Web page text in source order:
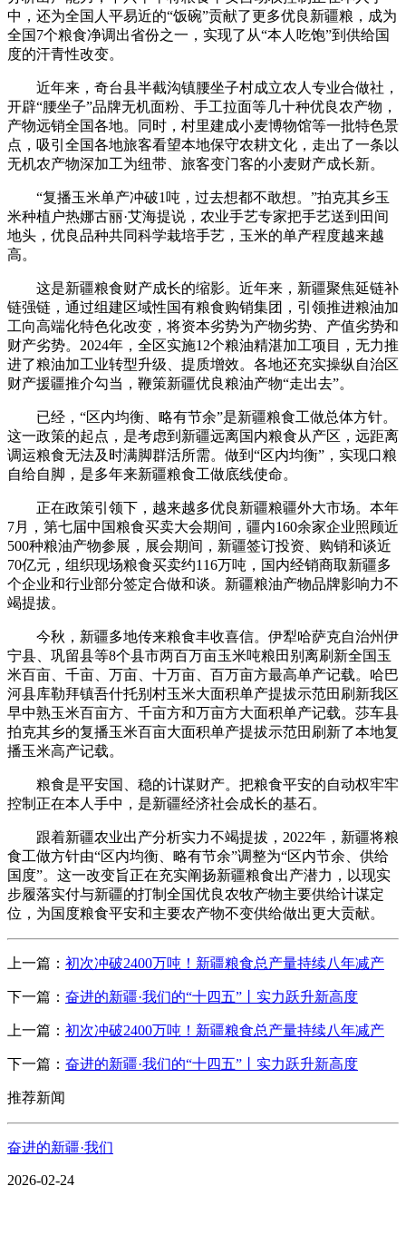
中，还为全国人平易近的“饭碗”贡献了更多优良新疆粮，成为
全国7个粮食净调出省份之一，实现了从“本人吃饱”到供给国
度的汗青性改变。
近年来，奇台县半截沟镇腰坐子村成立农人专业合做社，
开辟“腰坐子”品牌无机面粉、手工拉面等几十种优良农产物，
产物远销全国各地。同时，村里建成小麦博物馆等一批特色景
点，吸引全国各地旅客看望本地保守农耕文化，走出了一条以
无机农产物深加工为纽带、旅客变门客的小麦财产成长新。
“复播玉米单产冲破1吨，过去想都不敢想。”拍克其乡玉
米种植户热娜古丽·艾海提说，农业手艺专家把手艺送到田间
地头，优良品种共同科学栽培手艺，玉米的单产程度越来越
高。
这是新疆粮食财产成长的缩影。近年来，新疆聚焦延链补
链强链，通过组建区域性国有粮食购销集团，引领推进粮油加
工向高端化特色化改变，将资本劣势为产物劣势、产值劣势和
财产劣势。2024年，全区实施12个粮油精湛加工项目，无力推
进了粮油加工业转型升级、提质增效。各地还充实操纵自治区
财产援疆推介勾当，鞭策新疆优良粮油产物“走出去”。
已经，“区内均衡、略有节余”是新疆粮食工做总体方针。
这一政策的起点，是考虑到新疆远离国内粮食从产区，远距离
调运粮食无法及时满脚群活所需。做到“区内均衡”，实现口粮
自给自脚，是多年来新疆粮食工做底线使命。
正在政策引领下，越来越多优良新疆粮疆外大市场。本年
7月，第七届中国粮食买卖大会期间，疆内160余家企业照顾近
500种粮油产物参展，展会期间，新疆签订投资、购销和谈近
70亿元，组织现场粮食买卖约116万吨，国内经销商取新疆多
个企业和行业部分签定合做和谈。新疆粮油产物品牌影响力不
竭提拔。
今秋，新疆多地传来粮食丰收喜信。伊犁哈萨克自治州伊
宁县、巩留县等8个县市两百万亩玉米吨粮田别离刷新全国玉
米百亩、千亩、万亩、十万亩、百万亩方最高单产记载。哈巴
河县库勒拜镇吾什托别村玉米大面积单产提拔示范田刷新我区
早中熟玉米百亩方、千亩方和万亩方大面积单产记载。莎车县
拍克其乡的复播玉米百亩大面积单产提拔示范田刷新了本地复
播玉米高产记载。
粮食是平安国、稳的计谋财产。把粮食平安的自动权牢牢
控制正在本人手中，是新疆经济社会成长的基石。
跟着新疆农业出产分析实力不竭提拔，2022年，新疆将粮
食工做方针由“区内均衡、略有节余”调整为“区内节余、供给
国度”。这一改变旨正在充实阐扬新疆粮食出产潜力，以现实
步履落实付与新疆的打制全国优良农牧产物主要供给计谋定
位，为国度粮食平安和主要农产物不变供给做出更大贡献。
上一篇： 初次冲破2400万吨！新疆粮食总产量持续八年减产
下一篇： 奋进的新疆·我们的“十四五”丨实力跃升新高度
上一篇： 初次冲破2400万吨！新疆粮食总产量持续八年减产
下一篇： 奋进的新疆·我们的“十四五”丨实力跃升新高度
推荐新闻
奋进的新疆·我们
2026-02-24